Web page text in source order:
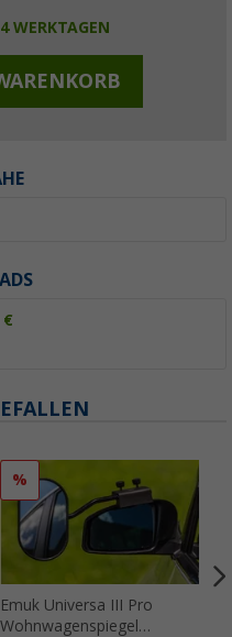
WERKTAGEN
%
Emuk Universa III Pro
Wohnwagenspiegel